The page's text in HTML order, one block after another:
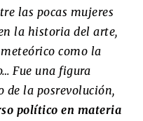
las pocas mujeres
la historia del arte,
como la
Fue una figura
de la posrevolución,
político en materia